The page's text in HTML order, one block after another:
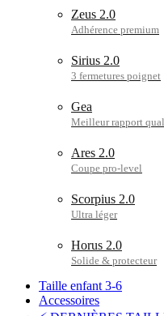
Zeus 2.0
Sirius 2.0
Gea
Ares 2.0
Scorpius 2.0
Horus 2.0
Taille enfant 3-6
Accessoires